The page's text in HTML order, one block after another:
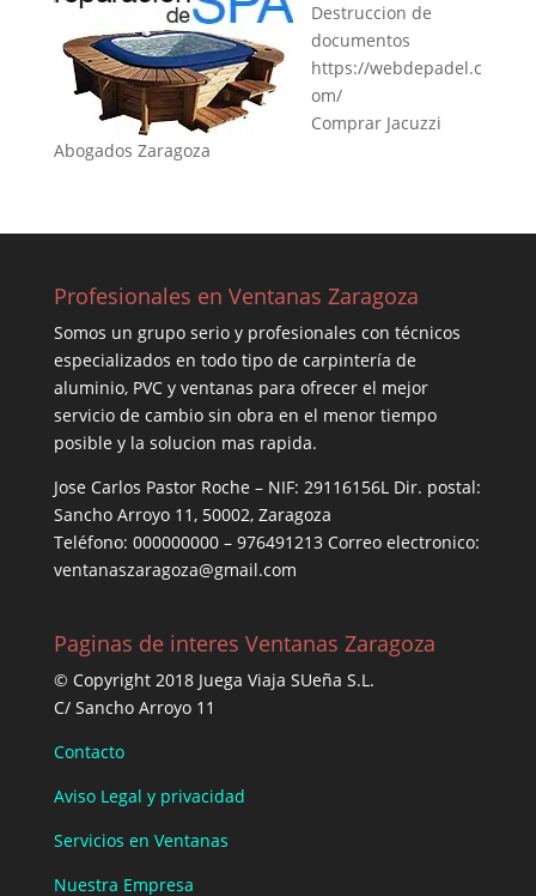
Destruccion de
documentos
https://webdepadel.c
om/
Comprar Jacuzzi
Abogados Zaragoza
Profesionales en Ventanas Zaragoza
Somos un grupo serio y profesionales con técnicos
especializados en todo tipo de carpintería de
aluminio, PVC y ventanas para ofrecer el mejor
servicio de cambio sin obra en el menor tiempo
posible y la solucion mas rapida.
Jose Carlos Pastor Roche – NIF: 29116156L Dir. postal:
Sancho Arroyo 11, 50002, Zaragoza
Teléfono: 000000000 – 976491213 Correo electronico:
ventanaszaragoza@gmail.com
Paginas de interes Ventanas Zaragoza
© Copyright 2018 Juega Viaja SUeña S.L.
C/ Sancho Arroyo 11
Contacto
Aviso Legal y privacidad
Servicios en Ventanas
Nuestra Empresa